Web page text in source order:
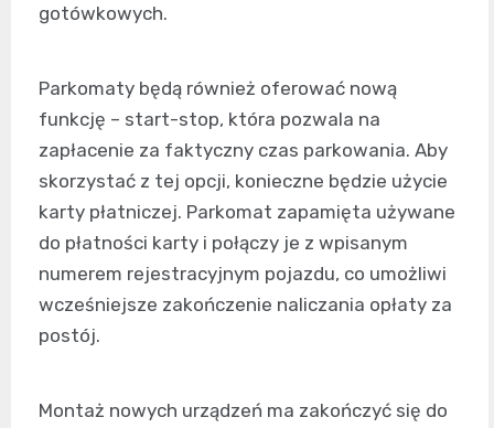
gotówkowych.
Parkomaty będą również oferować nową
funkcję – start-stop, która pozwala na
zapłacenie za faktyczny czas parkowania. Aby
skorzystać z tej opcji, konieczne będzie użycie
karty płatniczej. Parkomat zapamięta używane
do płatności karty i połączy je z wpisanym
numerem rejestracyjnym pojazdu, co umożliwi
wcześniejsze zakończenie naliczania opłaty za
postój.
Montaż nowych urządzeń ma zakończyć się do